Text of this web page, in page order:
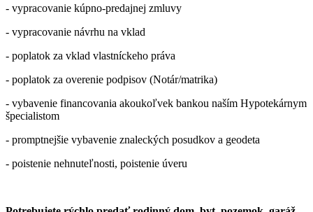
- vypracovanie kúpno-predajnej zmluvy
- vypracovanie návrhu na vklad
- poplatok za vklad vlastníckeho práva
- poplatok za overenie podpisov (Notár/matrika)
- vybavenie financovania akoukoľvek bankou naším Hypotekárnym
špecialistom
- promptnejšie vybavenie znaleckých posudkov a geodeta
- poistenie nehnuteľnosti, poistenie úveru